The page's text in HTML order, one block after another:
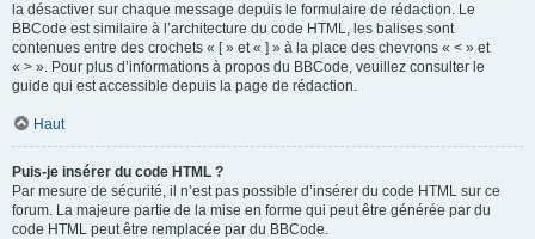
la désactiver sur chaque message depuis le formulaire de rédaction. Le
BBCode est similaire à l’architecture du code HTML, les balises sont
contenues entre des crochets « [ » et « ] » à la place des chevrons « < » et
« > ». Pour plus d’informations à propos du BBCode, veuillez consulter le
guide qui est accessible depuis la page de rédaction.
Haut
Puis-je insérer du code HTML ?
Par mesure de sécurité, il n’est pas possible d’insérer du code HTML sur ce
forum. La majeure partie de la mise en forme qui peut être générée par du
code HTML peut être remplacée par du BBCode.